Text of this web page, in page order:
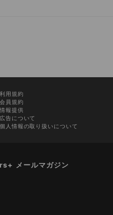
利用規約
会員規約
情報提供
広告について
個人情報の取り扱いについて
メールマガジン